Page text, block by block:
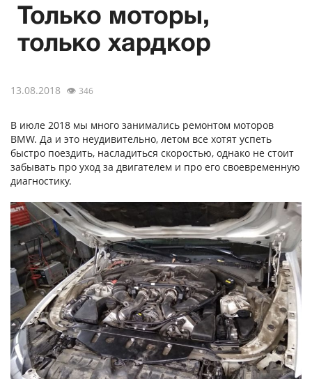
Только моторы,
только хардкор
13.08.2018 👁 346
В июле 2018 мы много занимались ремонтом моторов
BMW. Да и это неудивительно, летом все хотят успеть
быстро поездить, насладиться скоростью, однако не стоит
забывать про уход за двигателем и про его своевременную
диагностику.